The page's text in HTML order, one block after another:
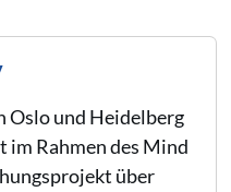
Oslo und Heidelberg
im Rahmen des Mind
über